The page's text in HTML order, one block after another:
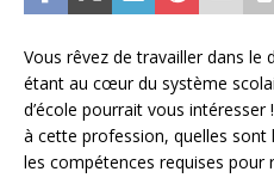
Vous rêvez de travailler dans le
étant au cœur du système
d’école pourrait vous
à cette profession, quelles
les compétences requises pour